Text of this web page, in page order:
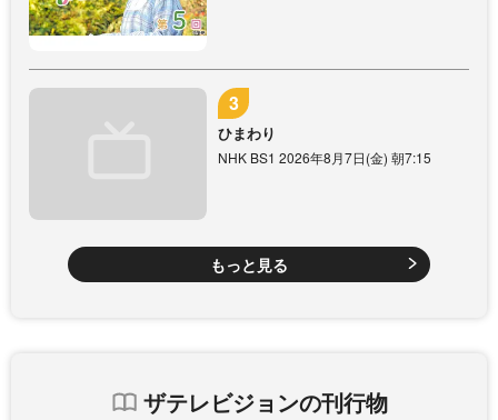
ひまわり
NHK BS1 2026年8月7日(金) 朝7:15
もっと見る
ザテレビジョンの刊行物